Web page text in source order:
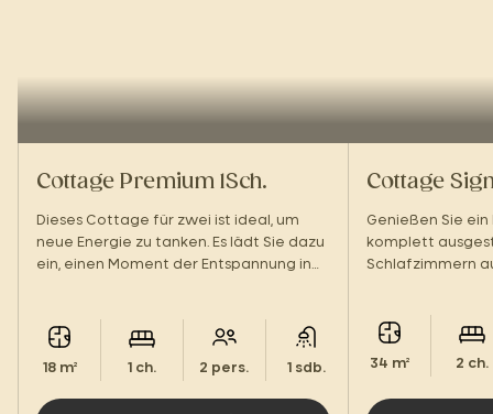
Cottage Premium 1Sch.
Dieses Cottage für zwei ist ideal, um
neue Energie zu tanken. Es lädt Sie dazu
ein, einen Moment der Entspannung in
18 m² 1 ch. 2 pers. 1 sdb.
Cottage
Genießen Sie
komplett
Schlafzimmern
34 m² 2 ch.